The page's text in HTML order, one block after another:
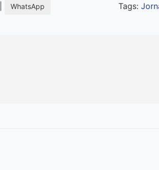
WhatsApp Tags: